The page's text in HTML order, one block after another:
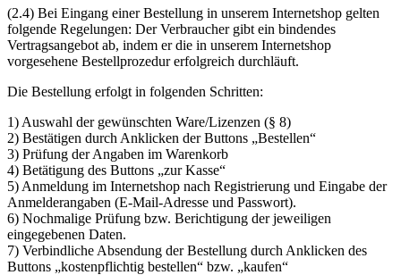
(2.4) Bei Eingang einer Bestellung in unserem Internetshop gelten
folgende Regelungen: Der Verbraucher gibt ein bindendes
Vertragsangebot ab, indem er die in unserem Internetshop
vorgesehene Bestellprozedur erfolgreich durchläuft.
Die Bestellung erfolgt in folgenden Schritten:
1) Auswahl der gewünschten Ware/Lizenzen (§ 8)
2) Bestätigen durch Anklicken der Buttons „Bestellen“
3) Prüfung der Angaben im Warenkorb
4) Betätigung des Buttons „zur Kasse“
5) Anmeldung im Internetshop nach Registrierung und Eingabe der
Anmelderangaben (E-Mail-Adresse und Passwort).
6) Nochmalige Prüfung bzw. Berichtigung der jeweiligen
eingegebenen Daten.
7) Verbindliche Absendung der Bestellung durch Anklicken des
Buttons „kostenpflichtig bestellen“ bzw. „kaufen“